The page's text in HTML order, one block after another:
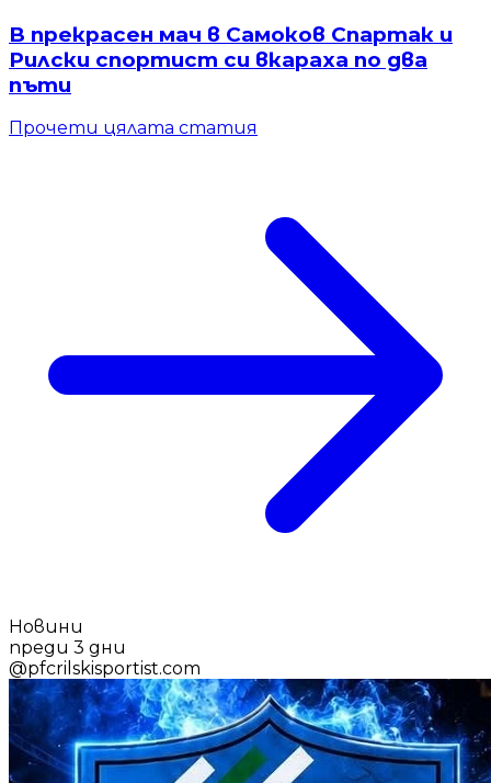
В прекрасен мач в Самоков Спартак и
Рилски спортист си вкараха по два
пъти
Прочети цялата статия
Новини
преди 3 дни
@pfcrilskisportist.com